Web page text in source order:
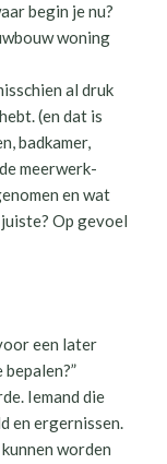
begin je nu?
woning
al druk
(en dat is
badkamer,
meerwerk-
en wat
Op gevoel
een later
Iemand die
en ergernissen.
worden